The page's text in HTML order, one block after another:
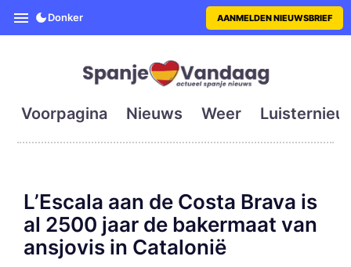
SpanjeVandaag is de eerste
Donker AANMELDEN NIEUWSBRIEF
Voorpagina Nieuws Weer
L’Escala aan de Costa Brava is
al 2500 jaar de bakermaat van
ansjovis in Catalonië